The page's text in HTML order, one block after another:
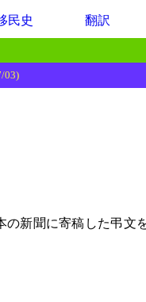
民史 翻訳
03)
の新聞に寄稿した弔